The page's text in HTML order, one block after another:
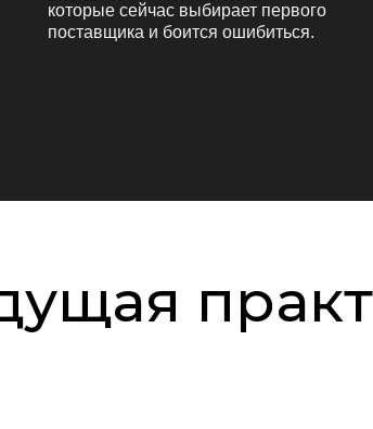
которые сейчас выбирает первого
поставщика и боится ошибиться.